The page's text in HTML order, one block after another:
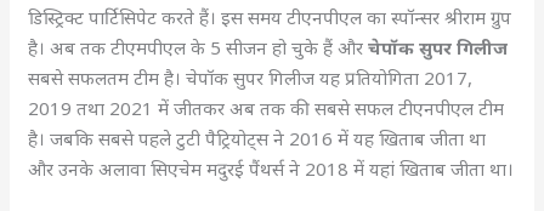
डिस्ट्रिक्ट पार्टिसिपेट करते हैं। इस समय टीएनपीएल का स्पॉन्सर श्रीराम ग्रुप
है। अब तक टीएमपीएल के 5 सीजन हो चुके हैं औरचेपॉक सुपर गिलीज
सबसे सफलतम टीम है। चेपॉक सुपर गिलीज यह प्रतियोगिता 2017,
2019 तथा 2021 में जीतकर अब तक की सबसे सफल टीएनपीएल टीम
है। जबकि सबसे पहले टुटी पैट्रियोट्स ने 2016 में यह खिताब जीता था
और उनके अलावा सिएचेम मदुरई पैंथर्स ने 2018 में यहां खिताब जीता था।